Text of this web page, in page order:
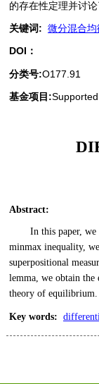
的存在性定理并讨
关键词: 微分混合均
DOI：
分类号:O177.91
基金项目:
Abstract:
In this paper,
minmax inequality,
superpositional
lemma, we obtain the
theory of equilibrium.
Key words: